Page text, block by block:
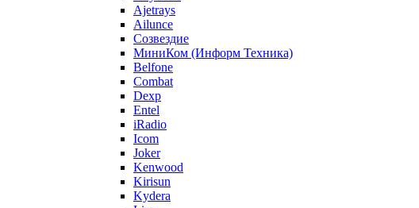
Ajetrays
Ailunce
Созвездие
МиниКом (Информ Техника)
Belfone
Combat
Dexp
Entel
iRadio
Icom
Joker
Kenwood
Kirisun
Kydera